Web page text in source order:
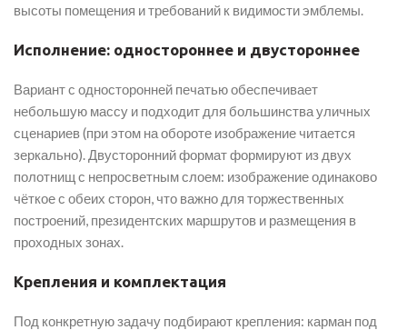
высоты помещения и требований к видимости эмблемы.
Исполнение: одностороннее и двустороннее
Вариант с односторонней печатью обеспечивает
небольшую массу и подходит для большинства уличных
сценариев (при этом на обороте изображение читается
зеркально). Двусторонний формат формируют из двух
полотнищ с непросветным слоем: изображение одинаково
чёткое с обеих сторон, что важно для торжественных
построений, президентских маршрутов и размещения в
проходных зонах.
Крепления и комплектация
Под конкретную задачу подбирают крепления: карман под